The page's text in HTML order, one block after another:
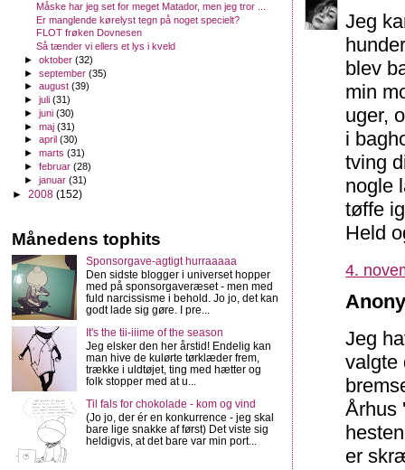
Jeg
blev
min
uger,
i
tving
nogle
tøffe
Held
4.
Jeg
valgte
Århus
er
Måske har jeg set for meget Matador, men jeg tror ...
Er manglende kørelyst tegn på noget specielt?
FLOT frøken Dovnesen
Så tænder vi ellers et lys i kveld
►oktober(32)
►september(35)
►august(39)
►juli(31)
►juni(30)
►maj(31)
►april(30)
►marts(31)
►februar(28)
►januar(31)
► 2008 (152)
Månedens tophits
Sponsorgave-agtigt hurraaaaa
Den sidste blogger i universet hopper
med på sponsorgaveræset - men med
fuld narcissisme i behold. Jo jo, det kan
godt lade sig gøre. I pre...
It's the tii-iiime of the season
Jeg elsker den her årstid! Endelig kan
man hive de kulørte tørklæder frem,
trække i uldtøjet, ting med hætter og
folk stopper med at u...
Til fals for chokolade - kom og vind
(Jo jo, der ér en konkurrence - jeg skal
bare lige snakke af først) Det viste sig
heldigvis, at det bare var min port...